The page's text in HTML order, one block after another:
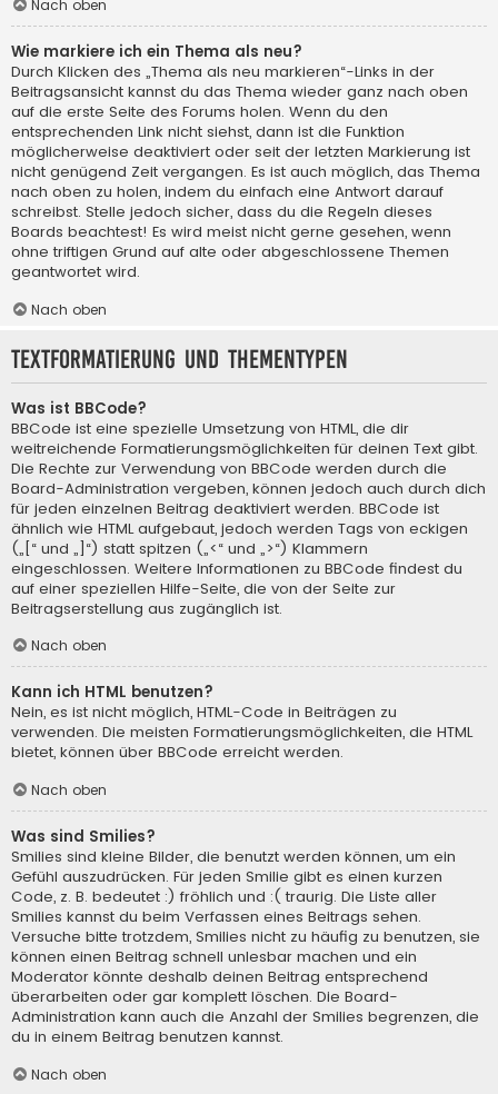
Nach oben
Wie markiere ich ein Thema als neu?
Durch Klicken des „Thema als neu markieren“-Links in der
Beitragsansicht kannst du das Thema wieder ganz nach oben
auf die erste Seite des Forums holen. Wenn du den
entsprechenden Link nicht siehst, dann ist die Funktion
möglicherweise deaktiviert oder seit der letzten Markierung ist
nicht genügend Zeit vergangen. Es ist auch möglich, das Thema
nach oben zu holen, indem du einfach eine Antwort darauf
schreibst. Stelle jedoch sicher, dass du die Regeln dieses
Boards beachtest! Es wird meist nicht gerne gesehen, wenn
ohne triftigen Grund auf alte oder abgeschlossene Themen
geantwortet wird.
Nach oben
Textformatierung und Thementypen
Was ist BBCode?
BBCode ist eine spezielle Umsetzung von HTML, die dir
weitreichende Formatierungsmöglichkeiten für deinen Text gibt.
Die Rechte zur Verwendung von BBCode werden durch die
Board-Administration vergeben, können jedoch auch durch dich
für jeden einzelnen Beitrag deaktiviert werden. BBCode ist
ähnlich wie HTML aufgebaut, jedoch werden Tags von eckigen
(„[“ und „]“) statt spitzen („<“ und „>“) Klammern
eingeschlossen. Weitere Informationen zu BBCode findest du
auf einer speziellen Hilfe-Seite, die von der Seite zur
Beitragserstellung aus zugänglich ist.
Nach oben
Kann ich HTML benutzen?
Nein, es ist nicht möglich, HTML-Code in Beiträgen zu
verwenden. Die meisten Formatierungsmöglichkeiten, die HTML
bietet, können über BBCode erreicht werden.
Nach oben
Was sind Smilies?
Smilies sind kleine Bilder, die benutzt werden können, um ein
Gefühl auszudrücken. Für jeden Smilie gibt es einen kurzen
Code, z. B. bedeutet :) fröhlich und :( traurig. Die Liste aller
Smilies kannst du beim Verfassen eines Beitrags sehen.
Versuche bitte trotzdem, Smilies nicht zu häufig zu benutzen, sie
können einen Beitrag schnell unlesbar machen und ein
Moderator könnte deshalb deinen Beitrag entsprechend
überarbeiten oder gar komplett löschen. Die Board-
Administration kann auch die Anzahl der Smilies begrenzen, die
du in einem Beitrag benutzen kannst.
Nach oben